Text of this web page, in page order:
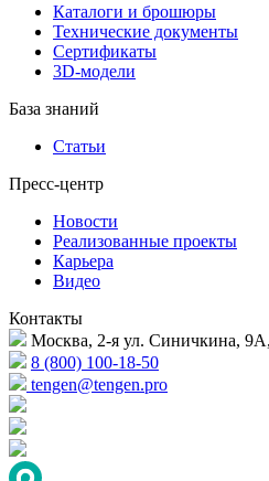
Каталоги и брошюры
Технические документы
Сертификаты
3D-модели
База знаний
Статьи
Пресс-центр
Новости
Реализованные проекты
Карьера
Видео
Контакты
Москва, 2-я ул. Синичкина,
8 (800) 100-18-50
tengen@tengen.pro